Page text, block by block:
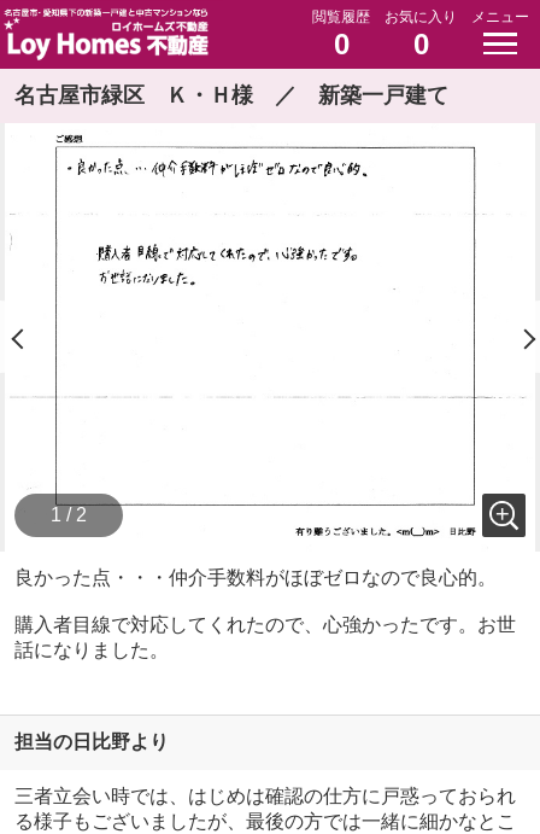
閲覧履歴
0
お気に入り
0
メニュー
名古屋市緑区 Ｋ・Ｈ様 ／ 新築一戸建て
1 / 2
良かった点・・・仲介手数料がほぼゼロなので良心的。
購入者目線で対応してくれたので、心強かったです。お世
話になりました。
担当の日比野より
三者立会い時では、はじめは確認の仕方に戸惑っておられ
る様子もございましたが、最後の方では一緒に細かなとこ